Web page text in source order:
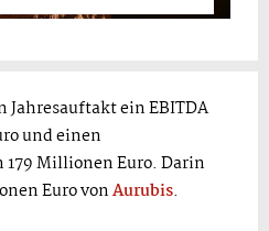
ein EBITDA
und einen
179 Millionen Euro. Darin
Euro vonAurubis.